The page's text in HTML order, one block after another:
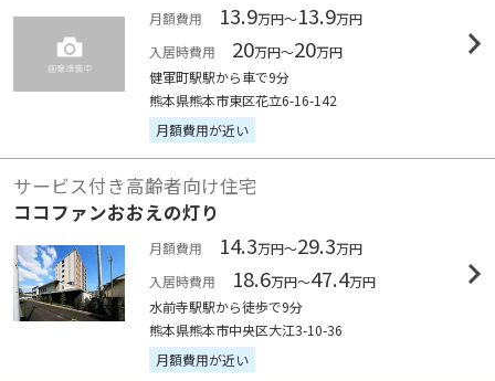
月額費用 13.9万円～13.9万円
入居時費用
20万円～20万円
健軍町駅駅から車で9分
熊本県熊本市東区花立6-16-142
月額費用が近い
サービス付き高齢者向け住宅
ココファンおおえの灯り
月額費用 14.3万円～29.3万円
入居時費用
18.6万円～47.4万円
水前寺駅駅から徒歩で9分
熊本県熊本市中央区大江3-10-36
月額費用が近い